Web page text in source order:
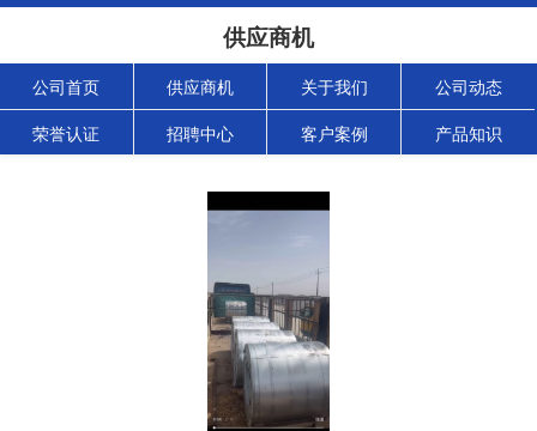
供应商机
公司首页 供应商机 关于我们 公司动态
荣誉认证 招聘中心 客户案例 产品知识